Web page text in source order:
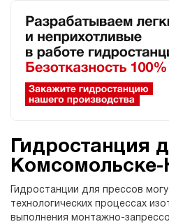
Гидростанция
Гидростанции для прессов
технологических процессах
выполнения монтажно-